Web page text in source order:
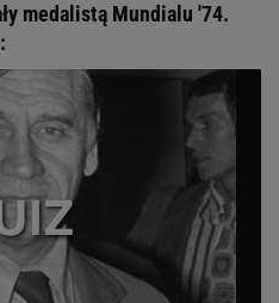
medalistą Mundialu '74.